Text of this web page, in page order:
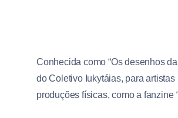
Conhecida como “Os desenhos
do Coletivo Iukytáias, para
produções físicas, como a fanzine